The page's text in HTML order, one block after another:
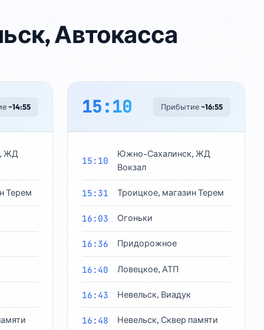
Автокасса
~14:55
ЖД
Терем
15:10 Прибытие~16:55
15:10
Южно-Сахалинск, ЖД
Вокзал
15:31 Троицкое, магазин Терем
16:03 Огоньки
16:36 Придорожное
16:40 Ловецкое, АТП
16:43 Невельск, Виадук
16:48 Невельск, Сквер памяти